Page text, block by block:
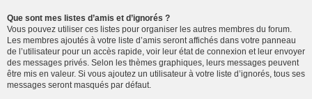
Que sont mes listes d’amis et d’ignorés ?
Vous pouvez utiliser ces listes pour organiser les autres membres du forum.
Les membres ajoutés à votre liste d’amis seront affichés dans votre panneau
de l’utilisateur pour un accès rapide, voir leur état de connexion et leur envoyer
des messages privés. Selon les thèmes graphiques, leurs messages peuvent
être mis en valeur. Si vous ajoutez un utilisateur à votre liste d’ignorés, tous ses
messages seront masqués par défaut.